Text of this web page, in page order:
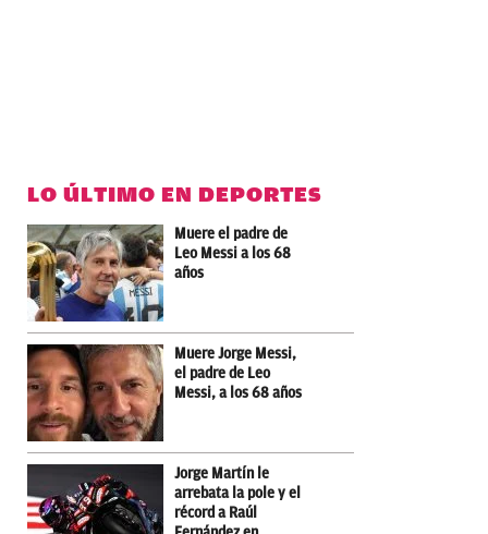
LO ÚLTIMO EN DEPORTES
Muere el padre de
Leo Messi a los 68
años
Muere Jorge Messi,
el padre de Leo
Messi, a los 68 años
Jorge Martín le
arrebata la pole y el
récord a Raúl